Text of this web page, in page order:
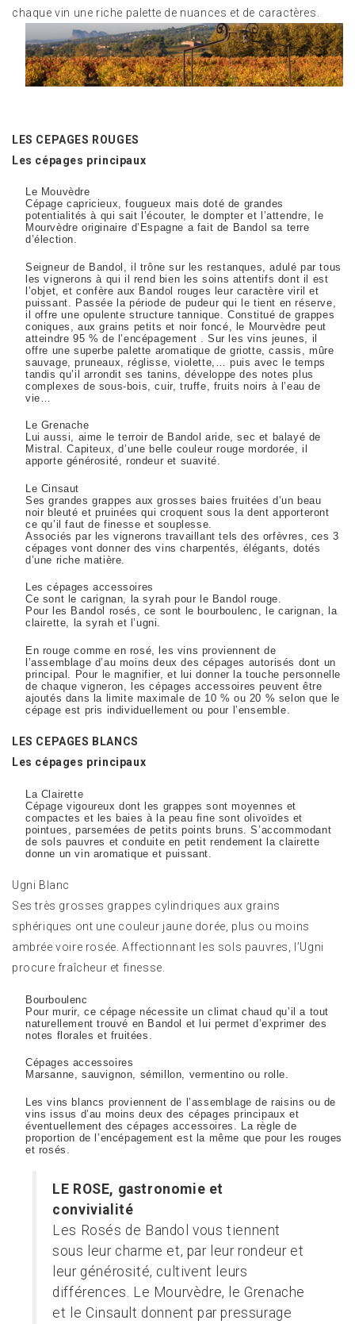
chaque vin une riche palette de nuances et de caractères.
LES CEPAGES ROUGES
Les cépages principaux
Le Mouvèdre
Cépage capricieux, fougueux mais doté de grandes
potentialités à qui sait l’écouter, le dompter et l’attendre, le
Mourvèdre originaire d’Espagne a fait de Bandol sa terre
d’élection.
Seigneur de Bandol, il trône sur les restanques, adulé par tous
les vignerons à qui il rend bien les soins attentifs dont il est
l’objet, et confère aux Bandol rouges leur caractère viril et
puissant. Passée la période de pudeur qui le tient en réserve,
il offre une opulente structure tannique. Constitué de grappes
coniques, aux grains petits et noir foncé, le Mourvèdre peut
atteindre 95 % de l’encépagement . Sur les vins jeunes, il
offre une superbe palette aromatique de griotte, cassis, mûre
sauvage, pruneaux, réglisse, violette,… puis avec le temps
tandis qu’il arrondit ses tanins, développe des notes plus
complexes de sous-bois, cuir, truffe, fruits noirs à l’eau de
vie…
Le Grenache
Lui aussi, aime le terroir de Bandol aride, sec et balayé de
Mistral. Capiteux, d’une belle couleur rouge mordorée, il
apporte générosité, rondeur et suavité.
Le Cinsaut
Ses grandes grappes aux grosses baies fruitées d’un beau
noir bleuté et pruinées qui croquent sous la dent apporteront
ce qu’il faut de finesse et souplesse.
Associés par les vignerons travaillant tels des orfèvres, ces 3
cépages vont donner des vins charpentés, élégants, dotés
d’une riche matière.
Les cépages accessoires
Ce sont le carignan, la syrah pour le Bandol rouge.
Pour les Bandol rosés, ce sont le bourboulenc, le carignan, la
clairette, la syrah et l’ugni.
En rouge comme en rosé, les vins proviennent de
l’assemblage d’au moins deux des cépages autorisés dont un
principal. Pour le magnifier, et lui donner la touche personnelle
de chaque vigneron, les cépages accessoires peuvent être
ajoutés dans la limite maximale de 10 % ou 20 % selon que le
cépage est pris individuellement ou pour l’ensemble.
LES CEPAGES BLANCS
Les cépages principaux
La Clairette
Cépage vigoureux dont les grappes sont moyennes et
compactes et les baies à la peau fine sont olivoïdes et
pointues, parsemées de petits points bruns. S’accommodant
de sols pauvres et conduite en petit rendement la clairette
donne un vin aromatique et puissant.
Ugni Blanc
Ses très grosses grappes cylindriques aux grains
sphériques ont une couleur jaune dorée, plus ou moins
ambrée voire rosée. Affectionnant les sols pauvres, l’Ugni
procure fraîcheur et finesse.
Bourboulenc
Pour murir, ce cépage nécessite un climat chaud qu’il a tout
naturellement trouvé en Bandol et lui permet d’exprimer des
notes florales et fruitées.
Cépages accessoires
Marsanne, sauvignon, sémillon, vermentino ou rolle.
Les vins blancs proviennent de l’assemblage de raisins ou de
vins issus d’au moins deux des cépages principaux et
éventuellement des cépages accessoires. La règle de
proportion de l’encépagement est la même que pour les rouges
et rosés.
LE ROSE, gastronomie et
convivialité
Les Rosés de Bandol vous tiennent
sous leur charme et, par leur rondeur et
leur générosité, cultivent leurs
différences. Le Mourvèdre, le Grenache
et le Cinsault donnent par pressurage